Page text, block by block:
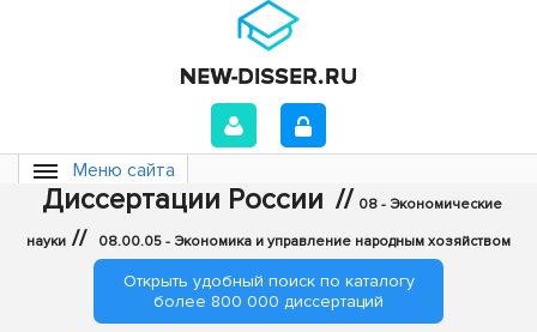
Меню сайта
Диссертации России // 08 - Экономические
науки // 08.00.05 - Экономика и управление народным хозяйством
Открыть удобный поиск по каталогу
более 800 000 диссертаций